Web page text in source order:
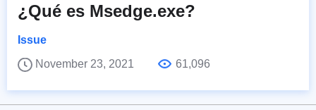
¿Qué es Msedge.exe?
Issue
November 23, 2021
61,096